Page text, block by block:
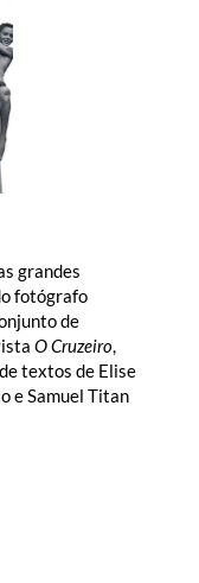
grandes
fotógrafo
de
O Cruzeiro,
textos de Elise
e Samuel Titan